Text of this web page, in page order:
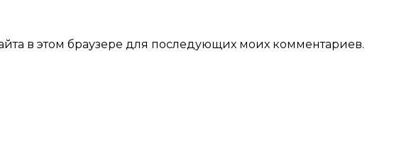
в этом браузере для последующих моих комментариев.